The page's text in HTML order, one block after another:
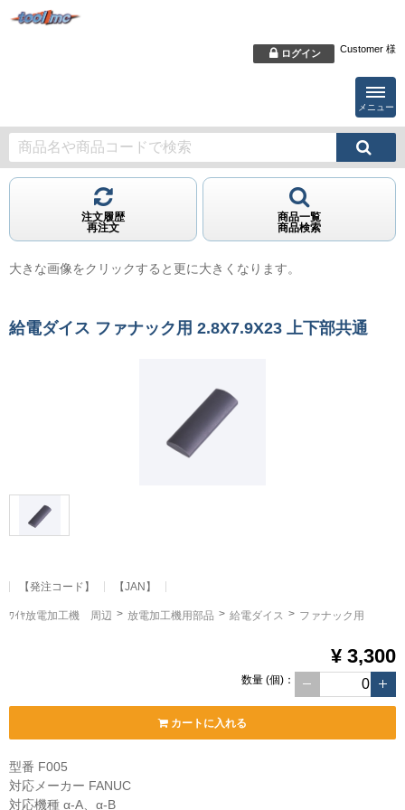
ログイン Customer 様
メニュー
注文履歴
再注文
商品一覧
商品検索
大きな画像をクリックすると更に大きくなります。
給電ダイス ファナック用 2.8X7.9X23 上下部共通
【発注コード】 【JAN】
ﾜｲﾔ放電加工機 周辺 放電加工機用部品 給電ダイス ファナック用
¥ 3,300
数量 (個) ：
カートに入れる
型番 F005
対応メーカー FANUC
対応機種 α-A、α-B